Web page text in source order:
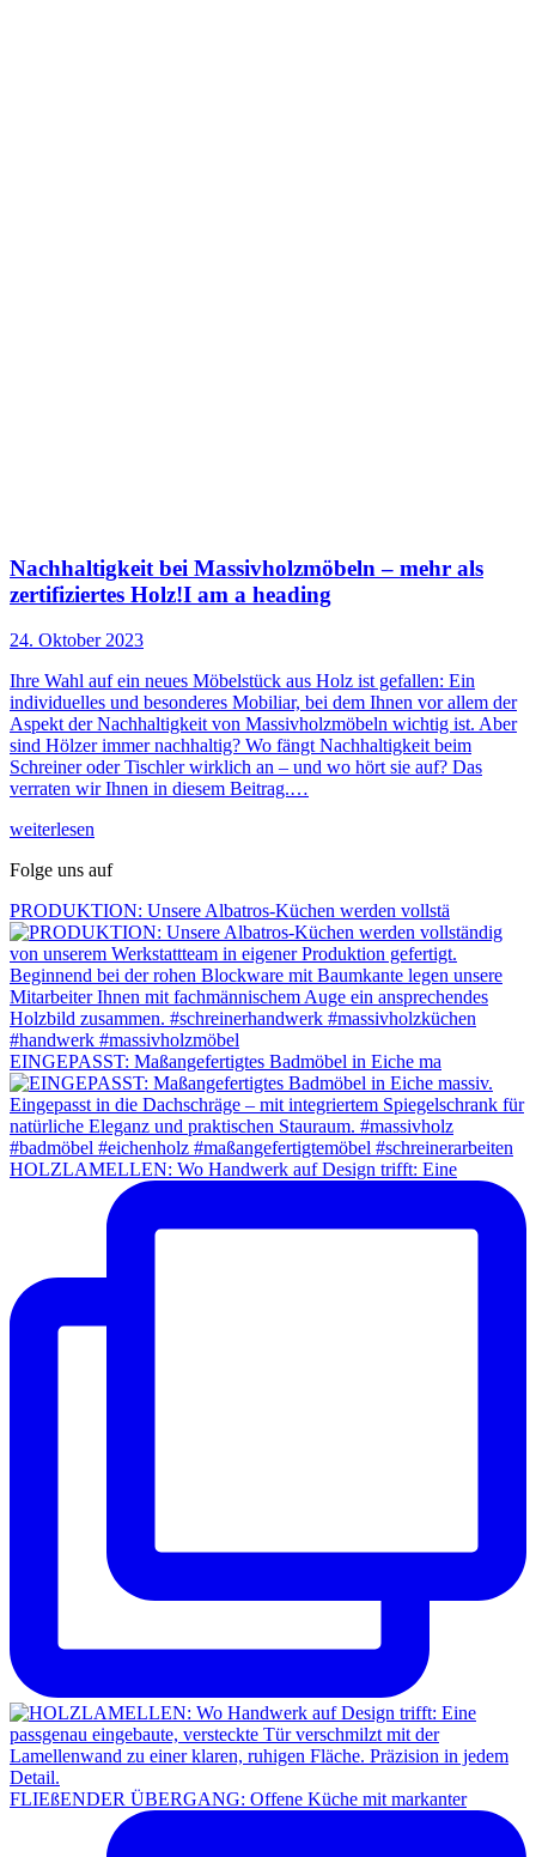
Nachhaltigkeit bei Massivholzmöbeln – mehr als
zertifiziertes Holz!I am a heading
24. Oktober 2023
Ihre Wahl auf ein neues Möbelstück aus Holz ist gefallen: Ein
individuelles und besonderes Mobiliar, bei dem Ihnen vor allem der
Aspekt der Nachhaltigkeit von Massivholzmöbeln wichtig ist. Aber
sind Hölzer immer nachhaltig? Wo fängt Nachhaltigkeit beim
Schreiner oder Tischler wirklich an – und wo hört sie auf? Das
verraten wir Ihnen in diesem Beitrag.…
weiterlesen
Folge uns auf
PRODUKTION: Unsere Albatros-Küchen werden vollstä
EINGEPASST: Maßangefertigtes Badmöbel in Eiche ma
HOLZLAMELLEN: Wo Handwerk auf Design trifft: Eine
FLIEßENDER ÜBERGANG: Offene Küche mit markanter